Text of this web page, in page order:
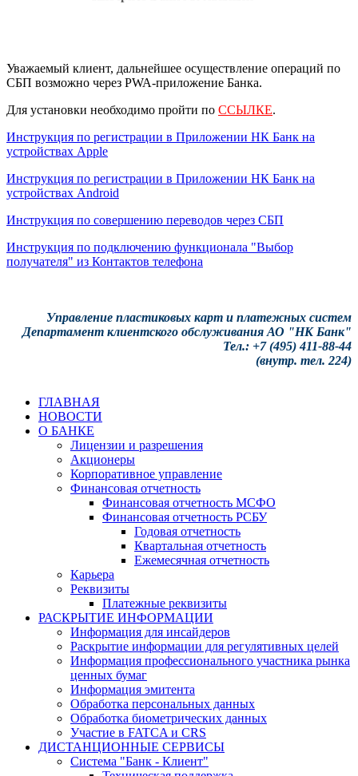
Уважаемый клиент, дальнейшее осуществление операций по
СБП возможно через PWA-приложение Банка.
Для установки необходимо пройти по ССЫЛКЕ.
Инструкция по регистрации в Приложении НК Банк на
устройствах Apple
Инструкция по регистрации в Приложении НК Банк на
устройствах Android
Инструкция по совершению переводов через СБП
Инструкция по подключению функционала "Выбор
получателя" из Контактов телефона
Управление пластиковых карт и платежных систем
Департамент клиентского обслуживания АО "НК Банк"
Тел.: +7 (495) 411-88-44
(внутр. тел. 224)
ГЛАВНАЯ
НОВОСТИ
О БАНКЕ
Лицензии и разрешения
Акционеры
Корпоративное управление
Финансовая отчетность
Финансовая отчетность МСФО
Финансовая отчетность РСБУ
Годовая отчетность
Квартальная отчетность
Ежемесячная отчетность
Карьера
Реквизиты
Платежные реквизиты
РАСКРЫТИЕ ИНФОРМАЦИИ
Информация для инсайдеров
Раскрытие информации для регулятивных целей
Информация профессионального участника рынка
ценных бумаг
Информация эмитента
Обработка персональных данных
Обработка биометрических данных
Участие в FATCA и CRS
ДИСТАНЦИОННЫЕ СЕРВИСЫ
Система "Банк - Клиент"